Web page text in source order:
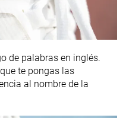
de palabras en inglés.
te pongas las
al nombre de la